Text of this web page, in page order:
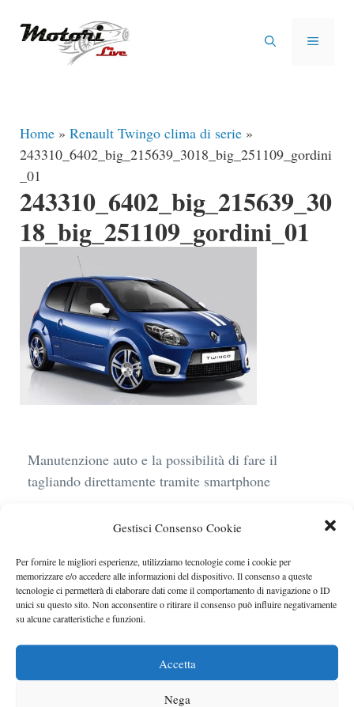
Gestisci Consenso Cookie
Per fornire le migliori esperienze, utilizziamo tecnologie come i cookie per
memorizzare e/o accedere alle informazioni del dispositivo. Il consenso a queste
tecnologie ci permetterà di elaborare dati come il comportamento di navigazione o ID
unici su questo sito. Non acconsentire o ritirare il consenso può influire negativamente
su alcune caratteristiche e funzioni.
Accetta
Nega
MENU
Home » Renault Twingo clima di serie »
243310_6402_big_215639_3018_big_251109_gordini
_01
243310_6402_big_215639_30
18_big_251109_gordini_01
Manutenzione auto e la possibilità di fare il
tagliando direttamente tramite smartphone
scarico aftermarket omologato
Audi Q4 e-Tron 40 Business elettrica: mobilità
sostenibile, stile, anche con noleggio a lungo
termine
obbligatori in Italia
Le caratteristiche del motore Turbo 100 di